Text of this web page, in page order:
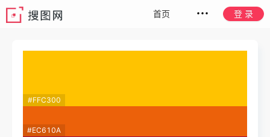
首页 登 录
#FFC300
#EC610A